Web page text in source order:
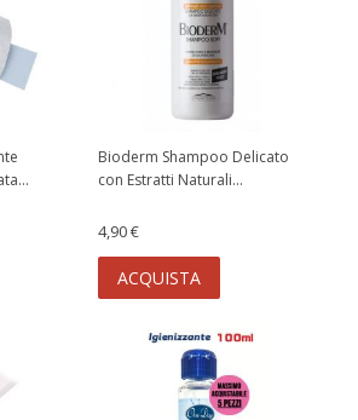
Bioderm Shampoo Delicato
con Estratti Naturali...
4,90 €
ACQUISTA